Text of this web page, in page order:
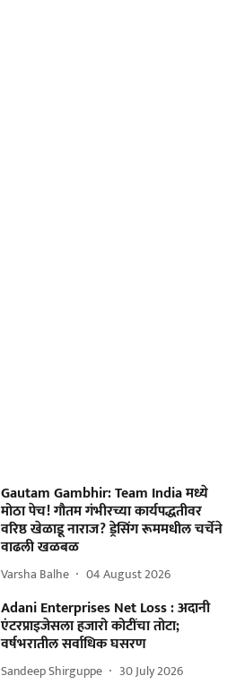
Gautam Gambhir: Team India मध्ये
मोठा पेच! गौतम गंभीरच्या कार्यपद्धतीवर
वरिष्ठ खेळाडू नाराज? ड्रेसिंग रूममधील चर्चेने
वाढली खळबळ
Varsha Balhe 04 August 2026
Adani Enterprises Net Loss : अदानी
एंटरप्राइजेसला हजारो कोटींचा तोटा;
वर्षभरातील सर्वाधिक घसरण
Sandeep Shirguppe 30 July 2026